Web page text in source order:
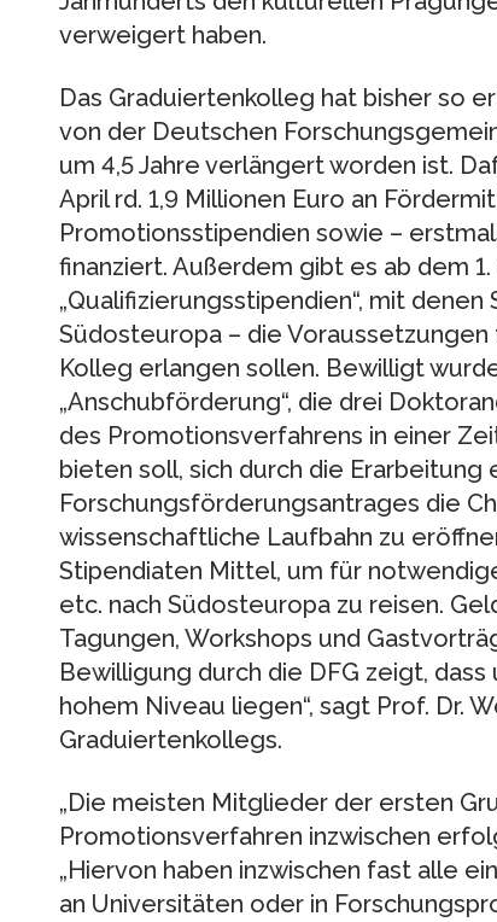
verweigert haben.
Das Graduiertenkolleg hat bisher so
von der Deutschen
um 4,5 Jahre verlängert worden ist.
April rd. 1,9 Millionen Euro an
Promotionsstipendien sowie –
finanziert. Außerdem gibt es ab dem
„Qualifizierungsstipendien“, mit
Südosteuropa – die
Kolleg erlangen sollen. Bewilligt
„Anschubförderung“, die drei
des Promotionsverfahrens in einer
bieten soll, sich durch die Erarbeitung
Forschungsförderungsantrages die
wissenschaftliche Laufbahn zu
Stipendiaten Mittel, um für
etc. nach Südosteuropa zu reisen.
Tagungen, Workshops und
Bewilligung durch die DFG zeigt,
hohem Niveau liegen“, sagt Prof. Dr.
Graduiertenkollegs.
„Die meisten Mitglieder der ersten
Promotionsverfahren inzwischen
„Hiervon haben inzwischen fast alle
an Universitäten oder in